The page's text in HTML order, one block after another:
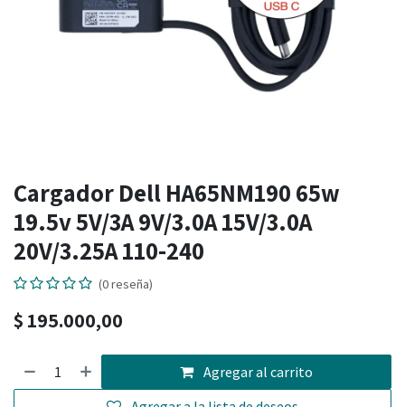
Cargador Dell HA65NM190 65w
19.5v 5V/3A 9V/3.0A 15V/3.0A
20V/3.25A 110-240
(0 reseña)
$ 195.000,00
Agregar al carrito